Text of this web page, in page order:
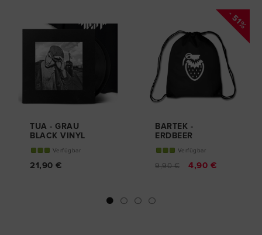
TUA - GRAU
BLACK VINYL
Verfügbar
21,90 €
BARTEK -
ERDBEER
Verfügbar
9,90 € 4,90 €
- 51%